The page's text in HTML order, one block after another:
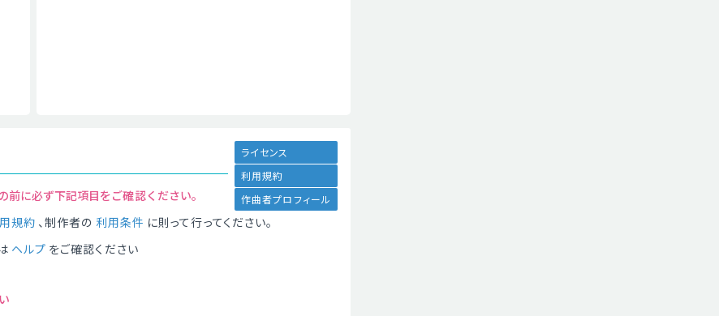
ライセンス
利用規約
作曲者プロフィール
に必ず下記項目をご確認ください。
規約 、制作者の 利用条件 に則って行ってください。
ヘルプ をご確認ください